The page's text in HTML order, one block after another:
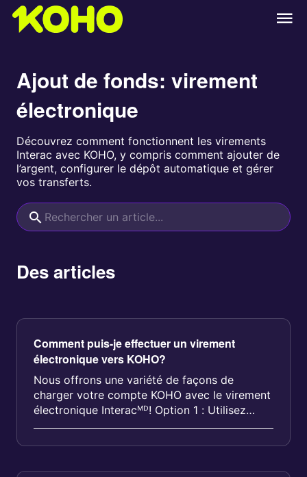
Ajout de fonds: virement
électronique
Découvrez comment fonctionnent les virements
Interac avec KOHO, y compris comment ajouter de
l’argent, configurer le dépôt automatique et gérer
vos transferts.
Des articles
Comment puis-je effectuer un virement
électronique vers KOHO?
Nous offrons une variété de façons de
charger votre compte KOHO avec le virement
électronique Interacᴹᴰ! Option 1 : Utilisez
votre a...